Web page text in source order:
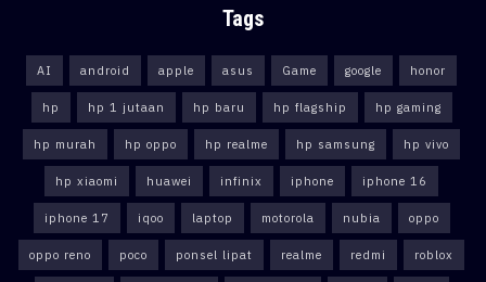
Tags
AI android apple asus Game google honor
hp hp 1 jutaan hp baru hp flagship hp gaming
hp murah hp oppo hp realme hp samsung hp vivo
hp xiaomi huawei infinix iphone iphone 16
iphone 17 iqoo laptop motorola nubia oppo
oppo reno poco ponsel lipat realme redmi roblox